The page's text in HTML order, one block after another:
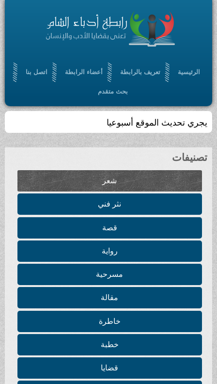
الرئيسية تعريف بالرابطة أعضاء الرابطة اتصل بنا
بحث متقدم
يجري تحديث الموقع أسبوعيا
تصنيفات
شعر
نثر فني
قصة
رواية
مسرحية
مقالة
خاطرة
خطبة
قضايا